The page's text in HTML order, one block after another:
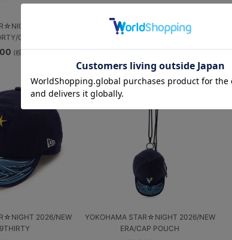
2026/NEW
CHEER
(税込)
YOKOHAMA STAR☆NIGHT 2026/NEW
ERA/9THIRTY/RINSTN/ネイビー
¥5,800
2026/NEW
YOKOHAMA STAR☆NIGHT 2026/NEW
ERA/CAP POUCH